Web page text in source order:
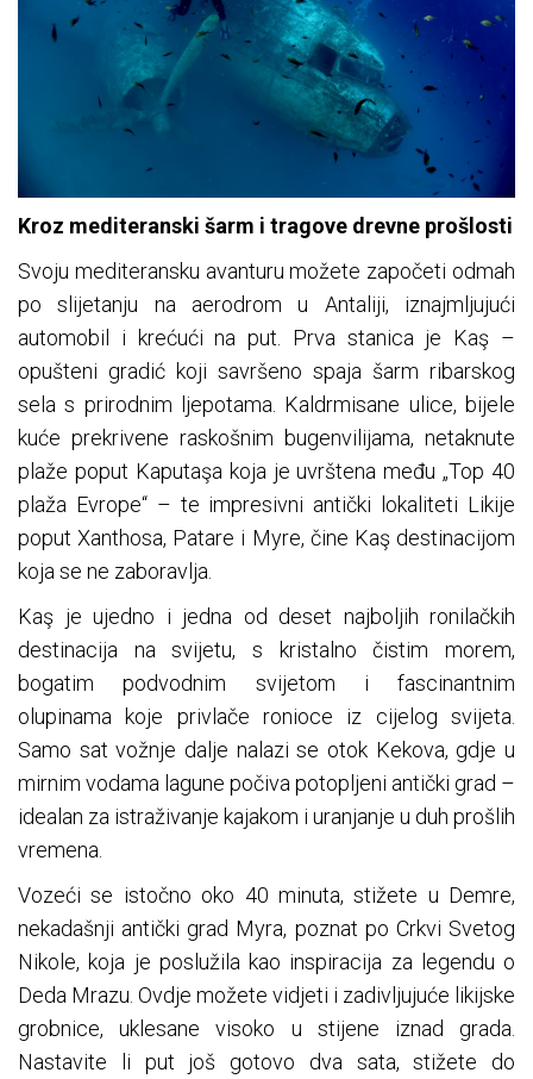
Kroz mediteranski šarm i tragove drevne prošlosti
Svoju mediteransku avanturu možete započeti odmah
po slijetanju na aerodrom u Antaliji, iznajmljujući
automobil i krećući na put. Prva stanica je Kaş –
opušteni gradić koji savršeno spaja šarm ribarskog
sela s prirodnim ljepotama. Kaldrmisane ulice, bijele
kuće prekrivene raskošnim bugenvilijama, netaknute
plaže poput Kaputaşa koja je uvrštena među „Top 40
plaža Evrope“ – te impresivni antički lokaliteti Likije
poput Xanthosa, Patare i Myre, čine Kaş destinacijom
koja se ne zaboravlja.
Kaş je ujedno i jedna od deset najboljih ronilačkih
destinacija na svijetu, s kristalno čistim morem,
bogatim podvodnim svijetom i fascinantnim
olupinama koje privlače ronioce iz cijelog svijeta.
Samo sat vožnje dalje nalazi se otok Kekova, gdje u
mirnim vodama lagune počiva potopljeni antički grad –
idealan za istraživanje kajakom i uranjanje u duh prošlih
vremena.
Vozeći se istočno oko 40 minuta, stižete u Demre,
nekadašnji antički grad Myra, poznat po Crkvi Svetog
Nikole, koja je poslužila kao inspiracija za legendu o
Deda Mrazu. Ovdje možete vidjeti i zadivljujuće likijske
grobnice, uklesane visoko u stijene iznad grada.
Nastavite li put još gotovo dva sata, stižete do